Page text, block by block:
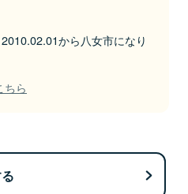
から八女市になり
ちら